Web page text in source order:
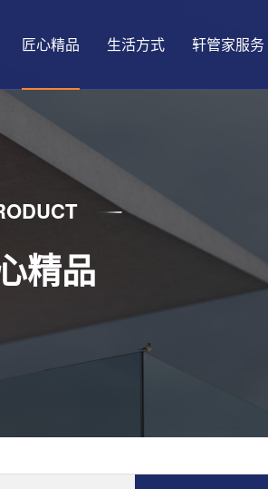
品牌荣誉 大匠
门窗真功夫
匠心精品
智能门窗
生活方式
趣生活 客户
轩管家服务
查找门店 防伪
盈利模式 加盟
门店动态 设计
精品